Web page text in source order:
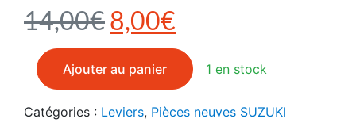
14,00€Le prix initial était :
8,00€
1 en stock
quantité de Levier neuf SUZUKI 57421-29C00
Ajouter au panier
Catégories : Leviers, Pièces neuves SUZUKI